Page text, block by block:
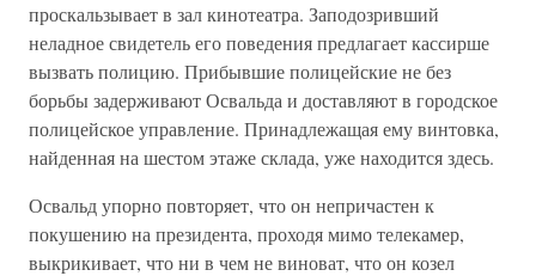
проскальзывает в зал кинотеатра. Заподозривший
неладное свидетель его поведения предлагает кассирше
вызвать полицию. Прибывшие полицейские не без
борьбы задерживают Освальда и доставляют в городское
полицейское управление. Принадлежащая ему винтовка,
найденная на шестом этаже склада, уже находится здесь.
Освальд упорно повторяет, что он непричастен к
покушению на президента, проходя мимо телекамер,
выкрикивает, что ни в чем не виноват, что он козел